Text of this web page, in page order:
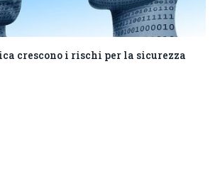
crescono i rischi per la sicurezza